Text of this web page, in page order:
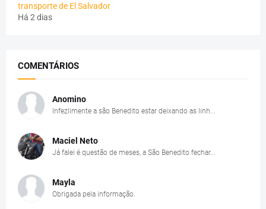
transporte de El Salvador
Há 2 dias
COMENTÁRIOS
Anomino
Infezlimente a são Benedito estar deixando as linh...
Maciel Neto
Já falei é questão de meses, a São Benedito fechar...
Mayla
Obrigada pela informação.